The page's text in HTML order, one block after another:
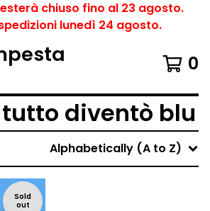
chiuso fino al 23 agosto.
lunedì 24 agosto.
0
diventò blu
Alphabetically (A to Z)
Sold
out